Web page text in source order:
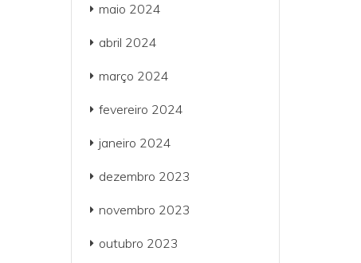
maio 2024
abril 2024
março 2024
fevereiro 2024
janeiro 2024
dezembro 2023
novembro 2023
outubro 2023